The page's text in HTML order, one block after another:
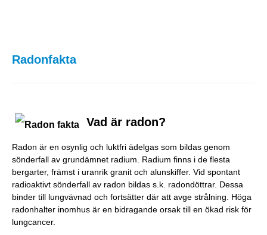
Radonfakta
Vad är radon?
Radon är en osynlig och luktfri ädelgas som bildas genom
sönderfall av grundämnet radium. Radium finns i de flesta
bergarter, främst i uranrik granit och alunskiffer. Vid spontant
radioaktivt sönderfall av radon bildas s.k. radondöttrar. Dessa
binder till lungvävnad och fortsätter där att avge strålning. Höga
radonhalter inomhus är en bidragande orsak till en ökad risk för
lungcancer.